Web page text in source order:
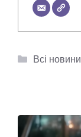
Категорії
Всі новини